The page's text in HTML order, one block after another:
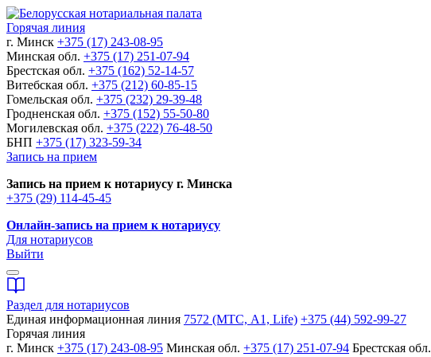
Горячая линия
г. Минск +375 (17) 243-08-95
Минская обл. +375 (17) 251-07-94
Брестская обл. +375 (162) 52-14-57
Витебская обл. +375 (212) 60-85-15
Гомельская обл. +375 (232) 29-39-48
Гродненская обл. +375 (152) 55-50-80
Могилевская обл. +375 (222) 76-48-50
БНП +375 (17) 323-59-34
Запись на прием
Запись на прием к нотариусу г. Минска
+375 (29) 114-45-45
Онлайн-запись на прием к нотариусу
Для нотариусов
Выйти
Раздел для нотариусов
Единая информационная линия 7572 (МТС, A1, Life) +375 (44) 592-99-27
Горячая линия
г. Минск +375 (17) 243-08-95 Минская обл. +375 (17) 251-07-94 Брестская обл.